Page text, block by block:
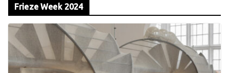
Frieze Week 2024